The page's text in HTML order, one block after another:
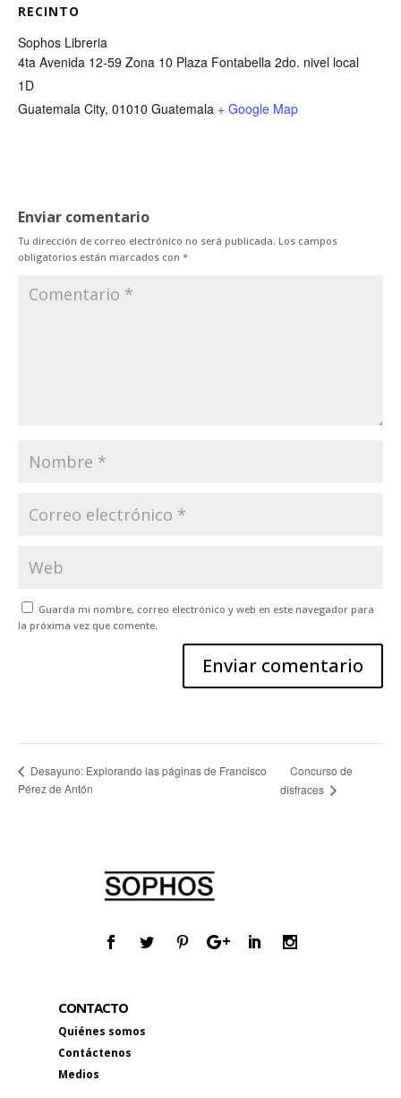
RECINTO
Sophos Libreria
4ta Avenida 12-59 Zona 10 Plaza Fontabella 2do. nivel local
1D
Guatemala City, 01010 Guatemala + Google Map
Enviar comentario
Tu dirección de correo electrónico no será publicada. Los campos
obligatorios están marcados con *
Guarda mi nombre, correo electrónico y web en este navegador para
la próxima vez que comente.
Desayuno: Explorando las páginas de Francisco
Pérez de Antón
Concurso de
disfraces
CONTACTO
Quiénes somos
Contáctenos
Medios